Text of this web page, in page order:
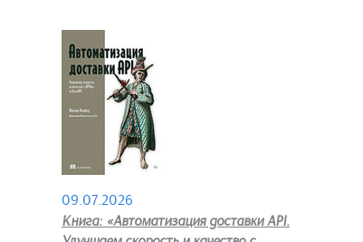
09.07.2026
Книга: «Автоматизация доставки API.